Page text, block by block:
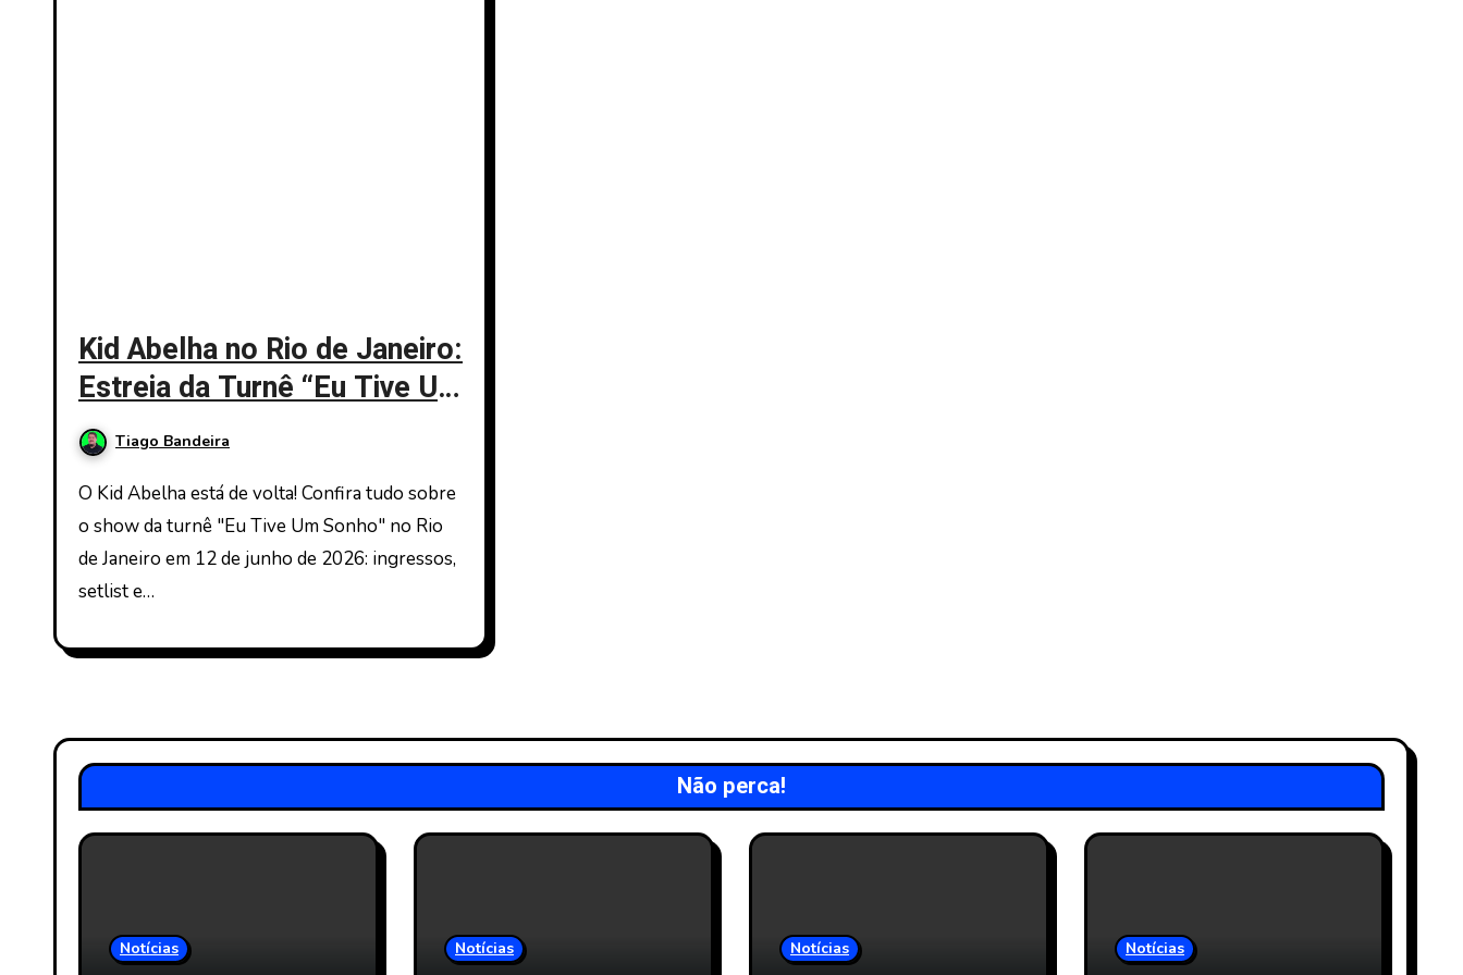
Kid Abelha no Rio de Janeiro:
Estreia da Turnê “Eu Tive Um
Sonho” na Farmasi Arena
Tiago Bandeira
O Kid Abelha está de volta! Confira tudo sobre
o show da turnê "Eu Tive Um Sonho" no Rio
de Janeiro em 12 de junho de 2026: ingressos,
setlist e…
Não perca!
Notícias Notícias Notícias Notícias